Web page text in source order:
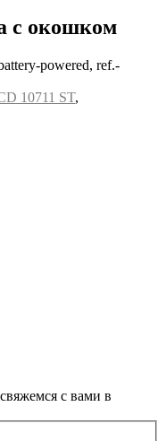
с окошком
powered, ref.-
10711 ST,
с вами в